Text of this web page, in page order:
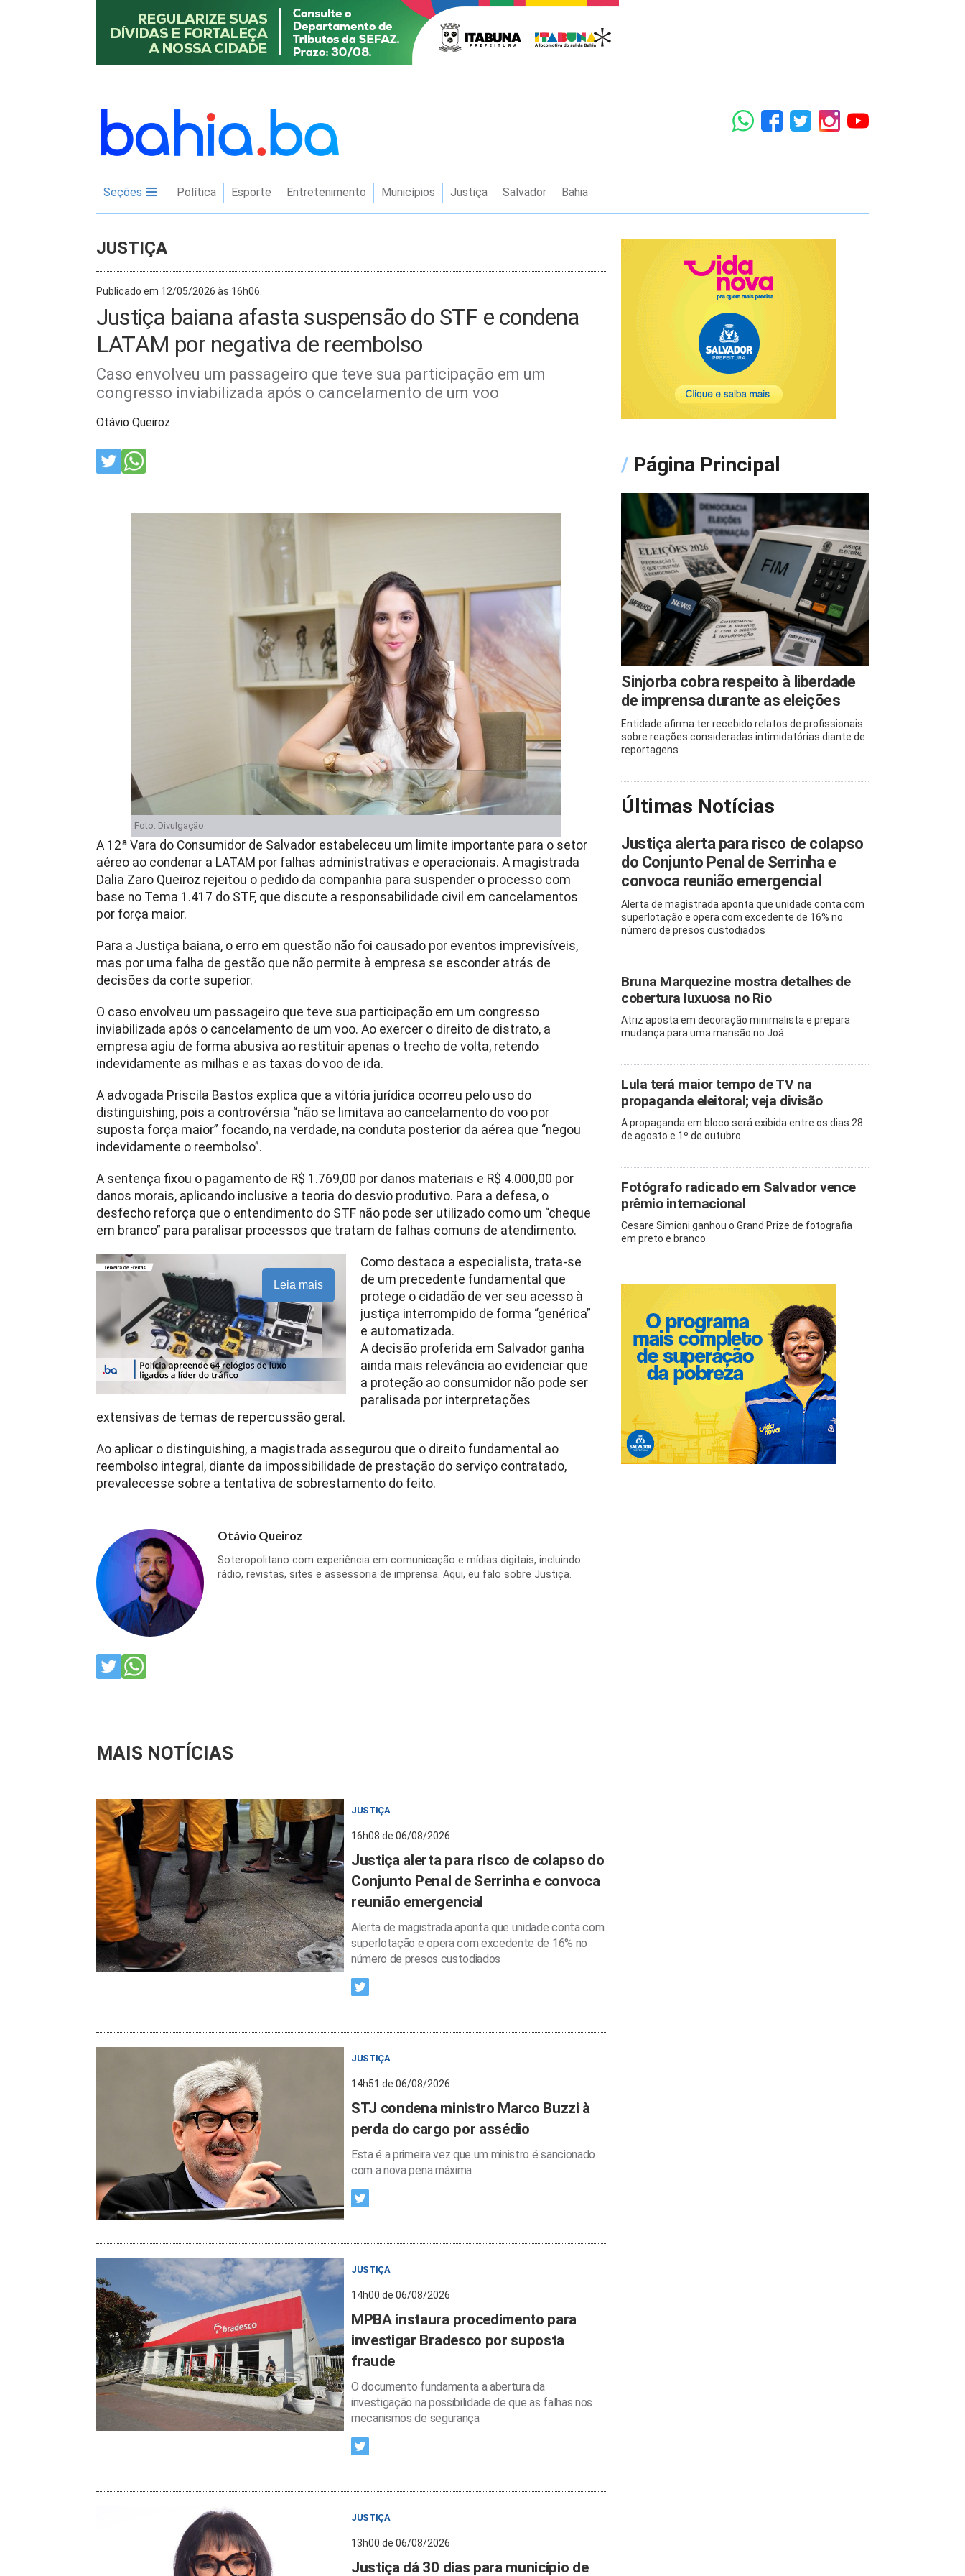
Seções Política Esporte Entretenimento Municípios Justiça Salvador Bahia
JUSTIÇA
Publicado em 12/05/2026 às 16h06.
Justiça baiana afasta suspensão do STF e condena
LATAM por negativa de reembolso
Caso envolveu um passageiro que teve sua participação em um
congresso inviabilizada após o cancelamento de um voo
Otávio Queiroz
Foto: Divulgação
A 12ª Vara do Consumidor de Salvador estabeleceu um limite importante para o setor
aéreo ao condenar a LATAM por falhas administrativas e operacionais. A magistrada
Dalia Zaro Queiroz rejeitou o pedido da companhia para suspender o processo com
base no Tema 1.417 do STF, que discute a responsabilidade civil em cancelamentos
por força maior.
Para a Justiça baiana, o erro em questão não foi causado por eventos imprevisíveis,
mas por uma falha de gestão que não permite à empresa se esconder atrás de
decisões da corte superior.
O caso envolveu um passageiro que teve sua participação em um congresso
inviabilizada após o cancelamento de um voo. Ao exercer o direito de distrato, a
empresa agiu de forma abusiva ao restituir apenas o trecho de volta, retendo
indevidamente as milhas e as taxas do voo de ida.
A advogada Priscila Bastos explica que a vitória jurídica ocorreu pelo uso do
distinguishing, pois a controvérsia “não se limitava ao cancelamento do voo por
suposta força maior” focando, na verdade, na conduta posterior da aérea que “negou
indevidamente o reembolso”.
A sentença fixou o pagamento de R$ 1.769,00 por danos materiais e R$ 4.000,00 por
danos morais, aplicando inclusive a teoria do desvio produtivo. Para a defesa, o
desfecho reforça que o entendimento do STF não pode ser utilizado como um “cheque
em branco” para paralisar processos que tratam de falhas comuns de atendimento.
Leia mais
Como destaca a especialista, trata-se
de um precedente fundamental que
protege o cidadão de ver seu acesso à
justiça interrompido de forma “genérica”
e automatizada.
A decisão proferida em Salvador ganha
ainda mais relevância ao evidenciar que
a proteção ao consumidor não pode ser
paralisada por interpretações
extensivas de temas de repercussão geral.
Ao aplicar o distinguishing, a magistrada assegurou que o direito fundamental ao
reembolso integral, diante da impossibilidade de prestação do serviço contratado,
prevalecesse sobre a tentativa de sobrestamento do feito.
Otávio Queiroz
Soteropolitano com experiência em comunicação e mídias digitais, incluindo
rádio, revistas, sites e assessoria de imprensa. Aqui, eu falo sobre Justiça.
MAIS NOTÍCIAS
JUSTIÇA
16h08 de 06/08/2026
Justiça alerta para risco de colapso do
Conjunto Penal de Serrinha e convoca
reunião emergencial
Alerta de magistrada aponta que unidade conta com
superlotação e opera com excedente de 16% no
número de presos custodiados
JUSTIÇA
14h51 de 06/08/2026
STJ condena ministro Marco Buzzi à
perda do cargo por assédio
Esta é a primeira vez que um ministro é sancionado
com a nova pena máxima
JUSTIÇA
14h00 de 06/08/2026
MPBA instaura procedimento para
investigar Bradesco por suposta
fraude
O documento fundamenta a abertura da
investigação na possibilidade de que as falhas nos
mecanismos de segurança
JUSTIÇA
13h00 de 06/08/2026
Justiça dá 30 dias para município de
/ Página Principal
Sinjorba cobra respeito à liberdade
de imprensa durante as eleições
Entidade afirma ter recebido relatos de profissionais
sobre reações consideradas intimidatórias diante de
reportagens
Últimas Notícias
Justiça alerta para risco de colapso
do Conjunto Penal de Serrinha e
convoca reunião emergencial
Alerta de magistrada aponta que unidade conta com
superlotação e opera com excedente de 16% no
número de presos custodiados
Bruna Marquezine mostra detalhes de
cobertura luxuosa no Rio
Atriz aposta em decoração minimalista e prepara
mudança para uma mansão no Joá
Lula terá maior tempo de TV na
propaganda eleitoral; veja divisão
A propaganda em bloco será exibida entre os dias 28
de agosto e 1º de outubro
Fotógrafo radicado em Salvador vence
prêmio internacional
Cesare Simioni ganhou o Grand Prize de fotografia
em preto e branco